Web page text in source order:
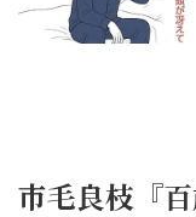
市毛良枝『